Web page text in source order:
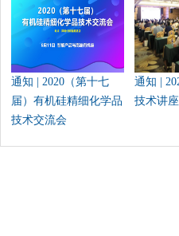
通知 | 2020（第十七
届）有机硅精细化学品
技术交流会
通知 |
技术讲座